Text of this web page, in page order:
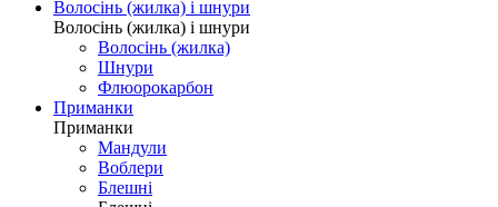
Волосінь (жилка) і шнури
Волосінь (жилка) і шнури
Волосінь (жилка)
Шнури
Флюорокарбон
Приманки
Приманки
Мандули
Воблери
Блешні